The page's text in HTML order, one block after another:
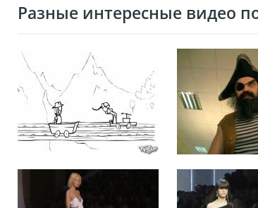
Разные интересные видео